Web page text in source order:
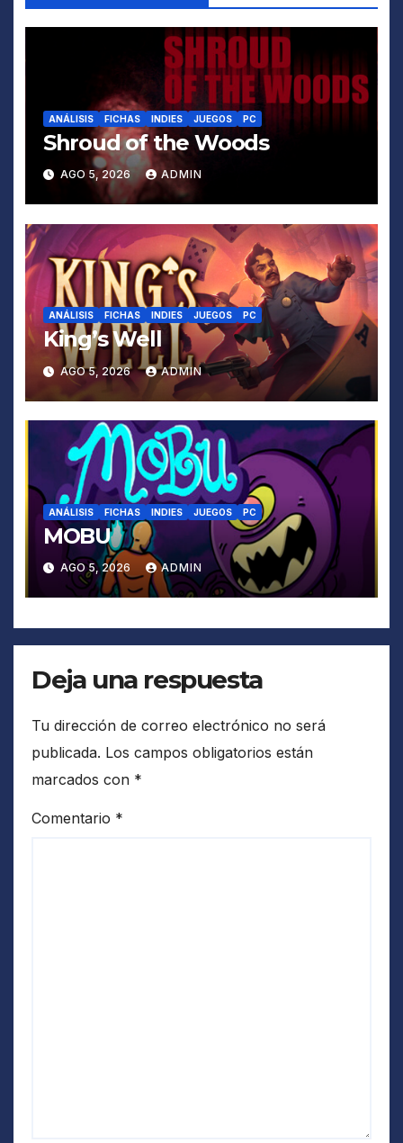
ANÁLISIS FICHAS INDIES JUEGOS PC
Shroud of the Woods
AGO 5, 2026 ADMIN
ANÁLISIS FICHAS INDIES JUEGOS PC
King’s Well
AGO 5, 2026 ADMIN
ANÁLISIS FICHAS INDIES JUEGOS PC
MOBU
AGO 5, 2026 ADMIN
Deja una respuesta
Tu dirección de correo electrónico no será
publicada. Los campos obligatorios están
marcados con *
Comentario *